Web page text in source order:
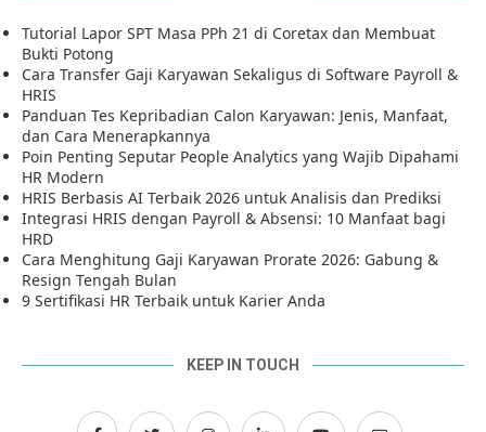
Tutorial Lapor SPT Masa PPh 21 di Coretax dan Membuat
Bukti Potong
Cara Transfer Gaji Karyawan Sekaligus di Software Payroll &
HRIS
Panduan Tes Kepribadian Calon Karyawan: Jenis, Manfaat,
dan Cara Menerapkannya
Poin Penting Seputar People Analytics yang Wajib Dipahami
HR Modern
HRIS Berbasis AI Terbaik 2026 untuk Analisis dan Prediksi
Integrasi HRIS dengan Payroll & Absensi: 10 Manfaat bagi
HRD
Cara Menghitung Gaji Karyawan Prorate 2026: Gabung &
Resign Tengah Bulan
9 Sertifikasi HR Terbaik untuk Karier Anda
KEEP IN TOUCH